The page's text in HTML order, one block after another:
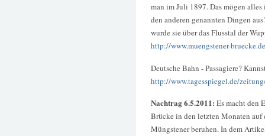
man im Juli 1897. Das mögen
den anderen genannten Dingen
wurde sie über das Flusstal der
http://www.muengstener-
Deutsche Bahn - Passagiere?
http://www.tagesspiegel.de/
Nachtrag 6.5.2011: Es macht den
Brücke in den letzten Monaten auf
Müngstener beruhen. In dem